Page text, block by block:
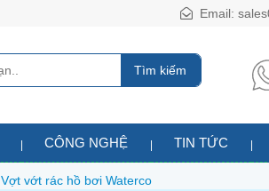
Email:
Tìm kiếm
CÔNG NGHỆ TIN TỨC
Vợt vớt rác hồ bơi Waterco